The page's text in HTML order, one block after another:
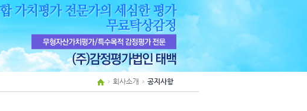
자산재평가
무형자산·법인전환
자산재평가
상속·증여
보상평가
공지사항
업무분야
조직도
인원현황
제휴사보기
오시는길
회사소개 공지사항